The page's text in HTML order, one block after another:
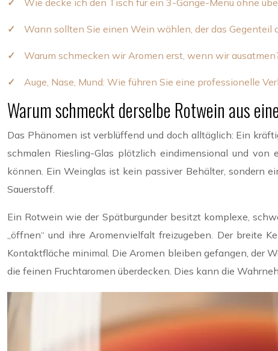
Wie decke ich den Tisch für ein 3-Gänge-Menü ohne
Wann sollten Sie einen Wein wählen, der das Gegenteil
Warum schmecken wir Aromen erst, wenn wir
Auge, Nase, Mund: Wie führen Sie eine professionelle
Warum schmeckt derselbe Rotwein aus
Das Phänomen ist verblüffend und doch alltäglich: Ein
schmalen Riesling-Glas plötzlich eindimensional und
können. Ein Weinglas ist kein passiver Behälter, sondern
Sauerstoff.
Ein Rotwein wie der Spätburgunder besitzt komplexe,
„öffnen“ und ihre Aromenvielfalt freizugeben. Der breite
Kontaktfläche minimal. Die Aromen bleiben gefangen, der
die feinen Fruchtaromen überdecken. Dies kann die